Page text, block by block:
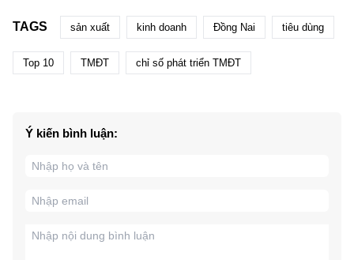
TAGS sản xuất kinh doanh Đồng Nai tiêu dùng
Top 10 TMĐT chỉ số phát triển TMĐT
Ý kiến bình luận: